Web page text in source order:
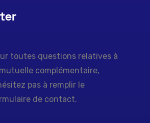
toutes questions relatives à
complémentaire,
pas à remplir le
de contact.